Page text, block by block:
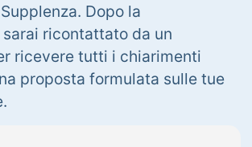
Dopo la
ricontattato da un
ricevere tutti i chiarimenti
proposta formulata sulle tue